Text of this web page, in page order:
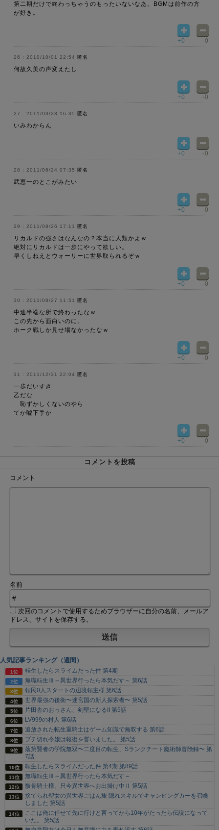
第二期だけで終わっちゃうのもったいないなあ。BGMは前作の方
が好き。
+0 -0
2010/10/01 22:54 匿名
何故久美の声変えたし
+0 -0
2011/03/23 16:35 匿名
いみわからん
+0 -0
2011/06/24 07:35 匿名
武恵一のとこがみたい
+0 -0
2011/08/26 17:11 匿名
リカルドの強さはなんなの？本当に人類かよｗ
絶対にリカルドは一歩にやって欲しい。
早くしねえとウォーリーに世界取られるぞｗ
+0 -0
2011/08/27 11:51 匿名
中途半端な所で終わったなｗ
この先から面白いのに。
ホーク戦しか見せ場なかったなｗ
+0 -0
2011/12/31 22:04 匿名
一歩だいすき
乙だな
恥ずかしくないのやら
てか嘘下手か
+0 -0
コメントを投稿
コメント
名前
次回のコメントで使用するためブラウザーに自分の名前、メールア
ドレス、サイトを保存する。
人気記事ランキング（週間）
転生したらスライムだった件 第4期
無職転生Ⅲ～異世界行ったら本気だす～ 第6話
領民0人スタートの辺境領主様 第6話
世界最強の後衛〜迷宮国の新人探索者〜 第5話
片田舎のおっさん、剣聖になるII 第5話
LV999の村人 第6話
追放された転生重騎士はゲーム知識で無双する 第6話
ブチ切れ令嬢は報復を誓いました。 第5話
落第賢者の学院無双〜二度目の転生、Sランクチート魔術師冒険録〜 第
7話
転生したらスライムだった件 第4期 第89話
無職転生Ⅲ～異世界行ったら本気だす～
骸骨騎士様、只今異世界へお出掛け中Ⅱ 第5話
捨てられ聖女の異世界ごはん旅 隠れスキルでキャンピングカーを召喚
しました 第5話
ここは俺に任せて先に行けと言ってから10年がたったら伝説になって
いた。 第5話